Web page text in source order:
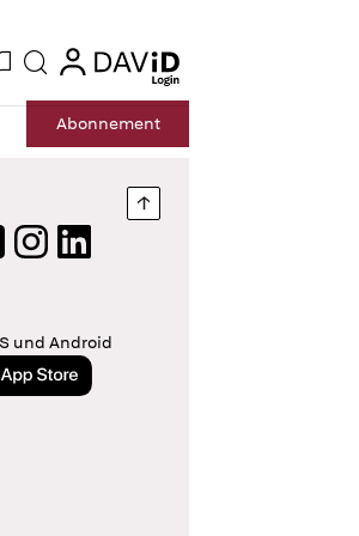
Suche login
Abonnement
Nach oben springen
Instagram
LinkedIn
und Android
im App Store